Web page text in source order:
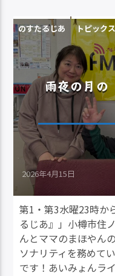
のすたるじあ トピックス
雨夜の月の
2026年4月15日
第1・第3水曜23時か
るじあ』」小樽市住
んとママのまほやん
ソナリティを務めて
です！あいみょんラ